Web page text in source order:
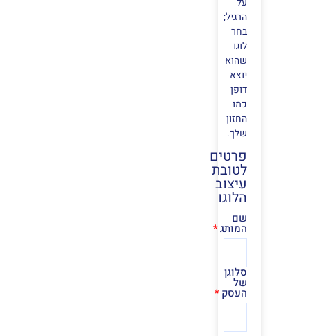
הרגיל;
בחר
לוגו
שהוא
יוצא
דופן
כמו
החזון
שלך.
פרטים
לטובת
עיצוב
הלוגו
שם
המותג
סלוגן
של
העסק